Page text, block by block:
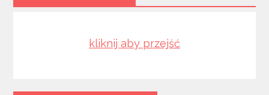
kliknij aby przejść